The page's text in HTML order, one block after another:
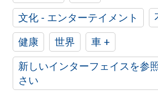
文化 - エンターテイメント
健康
世界
車 +
新しいインターフェイスを参
さい